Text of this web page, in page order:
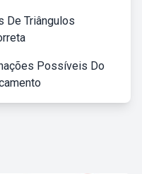
De Triângulos
Possíveis Do